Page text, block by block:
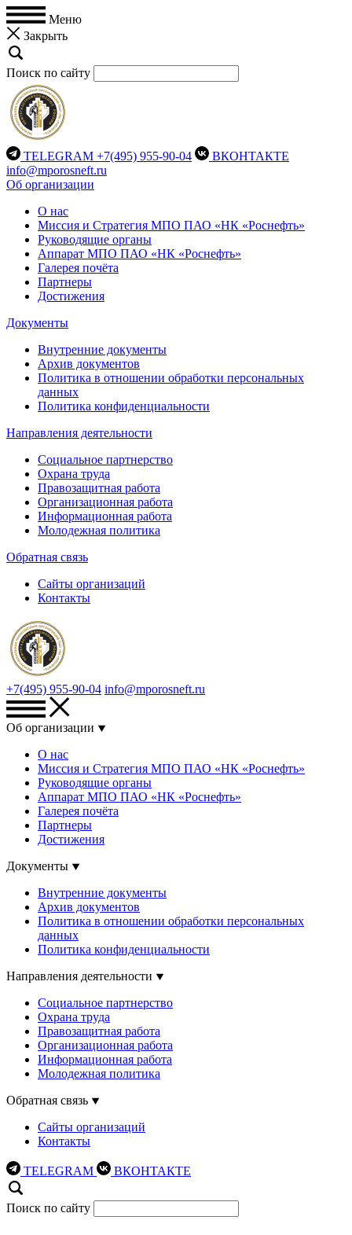
Меню
Закрыть
Поиск по сайту
TELEGRAM +7(495) 955-90-04
ВКОНТАКТЕ
info@mporosneft.ru
Об организации
О нас
Миссия и Стратегия МПО ПАО «НК «Роснефть»
Руководящие органы
Аппарат МПО ПАО «НК «Роснефть»
Галерея почёта
Партнеры
Достижения
Документы
Внутренние документы
Архив документов
Политика в отношении обработки персональных
данных
Политика конфиденциальности
Направления деятельности
Социальное партнерство
Охрана труда
Правозащитная работа
Организационная работа
Информационная работа
Молодежная политика
Обратная связь
Сайты организаций
Контакты
+7(495) 955-90-04 info@mporosneft.ru
Об организации
О нас
Миссия и Стратегия МПО ПАО «НК «Роснефть»
Руководящие органы
Аппарат МПО ПАО «НК «Роснефть»
Галерея почёта
Партнеры
Достижения
Документы
Внутренние документы
Архив документов
Политика в отношении обработки персональных
данных
Политика конфиденциальности
Направления деятельности
Социальное партнерство
Охрана труда
Правозащитная работа
Организационная работа
Информационная работа
Молодежная политика
Обратная связь
Сайты организаций
Контакты
TELEGRAM ВКОНТАКТЕ
Поиск по сайту